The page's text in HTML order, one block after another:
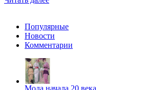
Популярные
Новости
Комментарии